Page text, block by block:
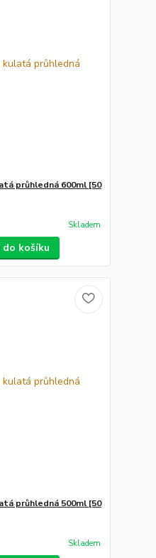
průhledná 600ml [50
Skladem
košíku
průhledná 500ml [50
Skladem